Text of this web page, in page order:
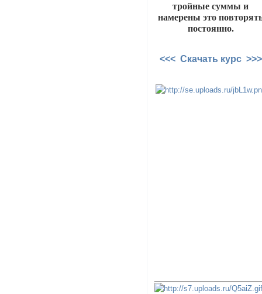
тройные суммы и
намерены это
постоянно.
<<< Скачать курс >>>